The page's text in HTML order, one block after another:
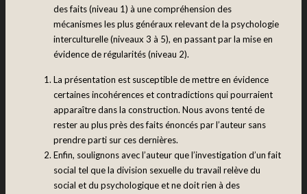
des faits (niveau 1) à une compréhension des
mécanismes les plus généraux relevant de la psychologie
interculturelle (niveaux 3 à 5), en passant par la mise en
évidence de régularités (niveau 2).
La présentation est susceptible de mettre en évidence
certaines incohérences et contradictions qui pourraient
apparaître dans la construction. Nous avons tenté de
rester au plus près des faits énoncés par l’auteur sans
prendre parti sur ces dernières.
Enfin, soulignons avec l’auteur que l’investigation d’un fait
social tel que la division sexuelle du travail relève du
social et du psychologique et ne doit rien à des